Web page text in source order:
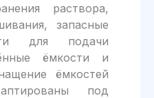
раствора,
запасные
для подачи
ёмкости и
ёмкостей
под